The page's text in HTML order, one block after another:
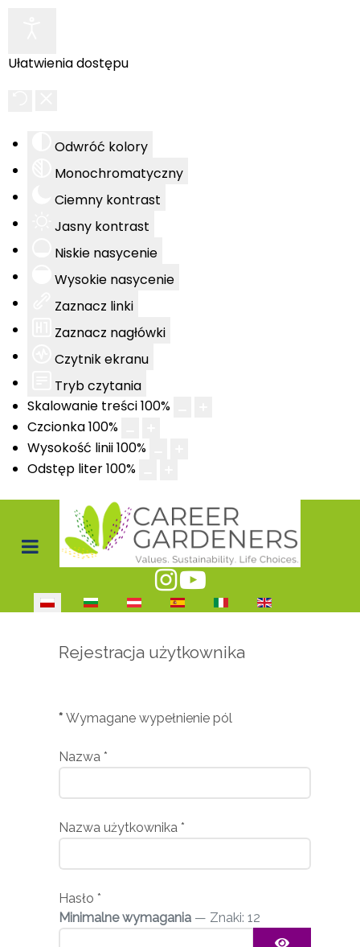
Ułatwienia dostępu
Odwróć kolory
Monochromatyczny
Ciemny kontrast
Jasny kontrast
Niskie nasycenie
Wysokie nasycenie
Zaznacz linki
Zaznacz nagłówki
Czytnik ekranu
Tryb czytania
Skalowanie treści100%
Czcionka100%
Wysokość linii100%
Odstęp liter100%
Wybierz swój język
Rejestracja użytkownika
* Wymagane wypełnienie pól
Nazwa *
Nazwa użytkownika *
Hasło *
Minimalne wymagania — Znaki: 12